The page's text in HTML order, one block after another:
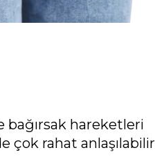
bağırsak hareketleri
çok rahat